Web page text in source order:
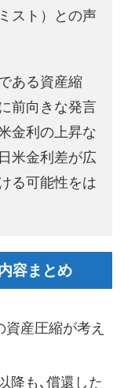
スト）との声
ある資産縮
前向きな発言
金利の上昇な
米金利差が広
る可能性をは
容まとめ
産圧縮が考え
降も､償還した